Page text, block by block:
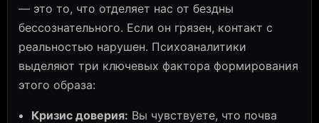
— это то, что отделяет нас от бездны
бессознательного. Если он грязен, контакт с
реальностью нарушен. Психоаналитики
выделяют три ключевых фактора формирования
этого образа:
Кризис доверия: Вы чувствуете, что почва